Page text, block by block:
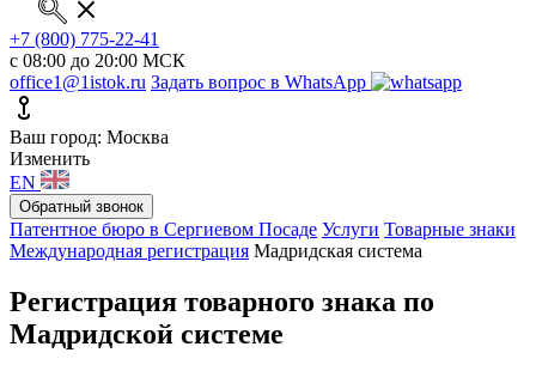
+7 (800) 775-22-41
с 08:00 до 20:00 МСК
office1@1istok.ru Задать вопрос в WhatsApp
Ваш город: Москва
Изменить
EN
Обратный звонок
Патентное бюро в Сергиевом Посаде Услуги Товарные знаки
Международная регистрация Мадридская система
Регистрация товарного знака по
Мадридской системе